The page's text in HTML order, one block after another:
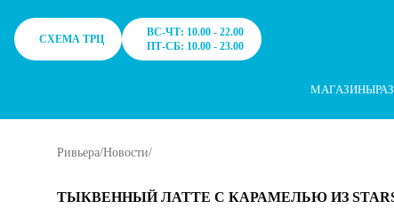
СХЕМА ТРЦ
ВС-ЧТ: 10.00 - 22.00
ПТ-СБ: 10.00 - 23.00
МАГАЗИНЫ
Ривьера/Новости/
ТЫКВЕННЫЙ ЛАТТЕ С КАРАМЕЛЬЮ ИЗ STARS